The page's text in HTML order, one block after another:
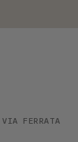
VIA FERRATA